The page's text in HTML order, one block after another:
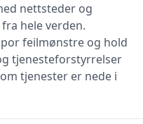
nettsteder og
hele verden.
feilmønstre og hold
tjenesteforstyrrelser
tjenester er nede i